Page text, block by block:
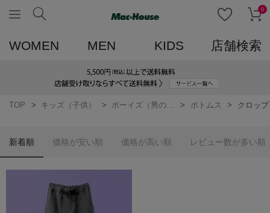
0
WOMEN MEN KIDS 店舗検索
TOP キッズ（子供） ボトムス クロッ
新着順 価格が安い順 価格が高い順 レビュー数が多い順